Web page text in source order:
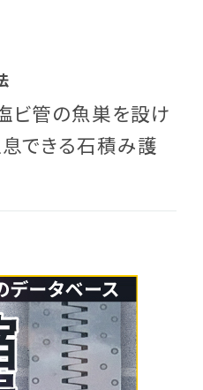
ビ管の魚巣を設け
できる石積み護